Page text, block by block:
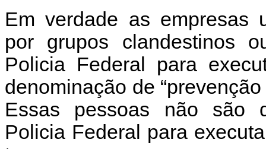
Em verdade as empresas
por grupos clandestinos
Policia Federal para
denominação de
Essas pessoas não são
Policia Federal para